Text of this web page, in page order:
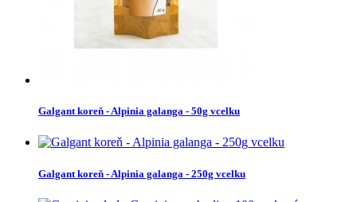
Galgant koreň - Alpinia galanga - 50g vcelku
Galgant koreň - Alpinia galanga - 250g vcelku